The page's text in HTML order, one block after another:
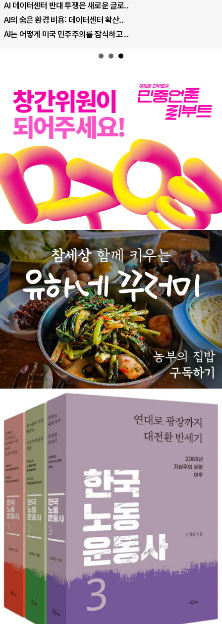
AI 데이터센터 반대 투쟁은 새로운 글로..
AI의 숨은 환경 비용: 데이터센터 확산..
AI는 어떻게 미국 민주주의를 잠식하고 ..